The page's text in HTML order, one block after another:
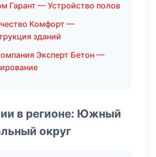
Гарант — Устройство полов
Комфорт —
зданий
Эксперт Бетон —
в регионе: Южный
округ